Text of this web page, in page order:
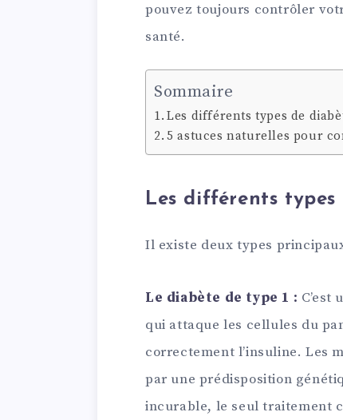
pouvez toujours contrôler
santé.
Sommaire
Les différents types de
5 astuces naturelles pour
Les différents
Il existe deux types
Le diabète de type 1 : C’est
qui attaque les cellules du
correctement l’insuline. Les
par une prédisposition
incurable, le seul traitement